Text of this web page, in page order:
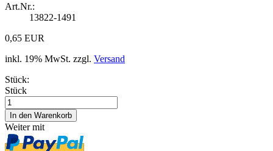
Art.Nr.:
13822-1491
0,65 EUR
inkl. 19% MwSt. zzgl. Versand
Stück:
Stück
Weiter mit